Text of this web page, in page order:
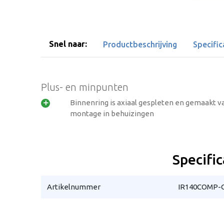
Snel naar: Productbeschrijving
Plus- en minpunten

Binnenring is axiaal gespleten en gemaakt
montage in behuizingen
Artikelnummer IR140COMP-